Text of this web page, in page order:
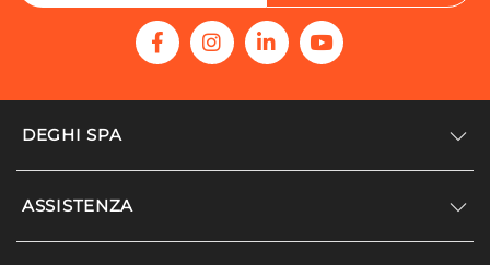
DEGHI SPA
Accedi/Registrati
ASSISTENZA